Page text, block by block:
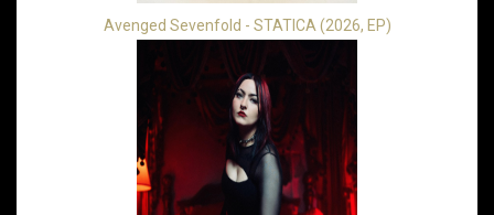
Avenged Sevenfold - STATICA (2026, EP)